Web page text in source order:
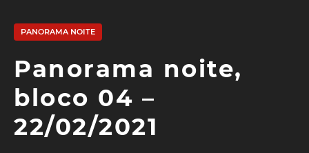
PANORAMA NOITE
Panorama noite,
bloco 04 –
22/02/2021